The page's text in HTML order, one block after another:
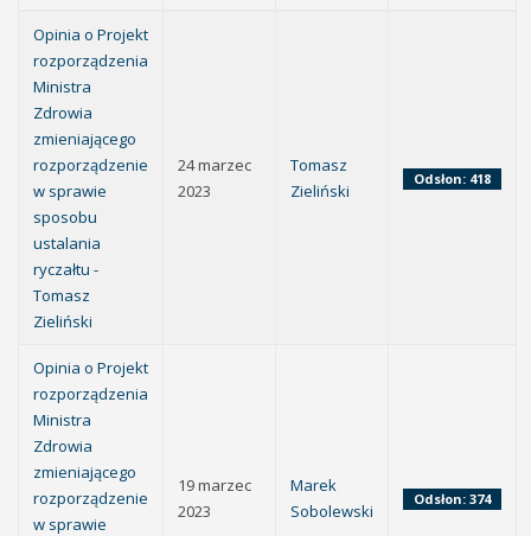
Opinia o Projekt
rozporządzenia
Ministra
Zdrowia
zmieniającego
rozporządzenie
w sprawie
sposobu
ustalania
ryczałtu -
Tomasz
Zieliński
24 marzec
2023
Tomasz
Zieliński
Odsłon: 418
Opinia o Projekt
rozporządzenia
Ministra
Zdrowia
zmieniającego
rozporządzenie
w sprawie
19 marzec
2023
Marek
Sobolewski
Odsłon: 374